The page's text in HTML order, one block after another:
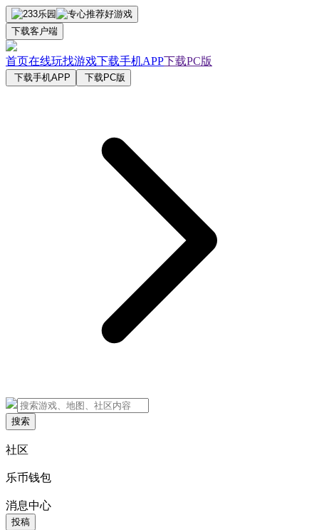
下载客户端
首页在线玩找游戏下载手机APP下载PC版
下载手机APP 下载PC版
搜索
社区
乐币钱包
消息中心
投稿